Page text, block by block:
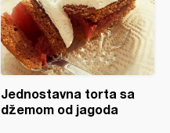
Jednostavna torta sa
džemom od jagoda